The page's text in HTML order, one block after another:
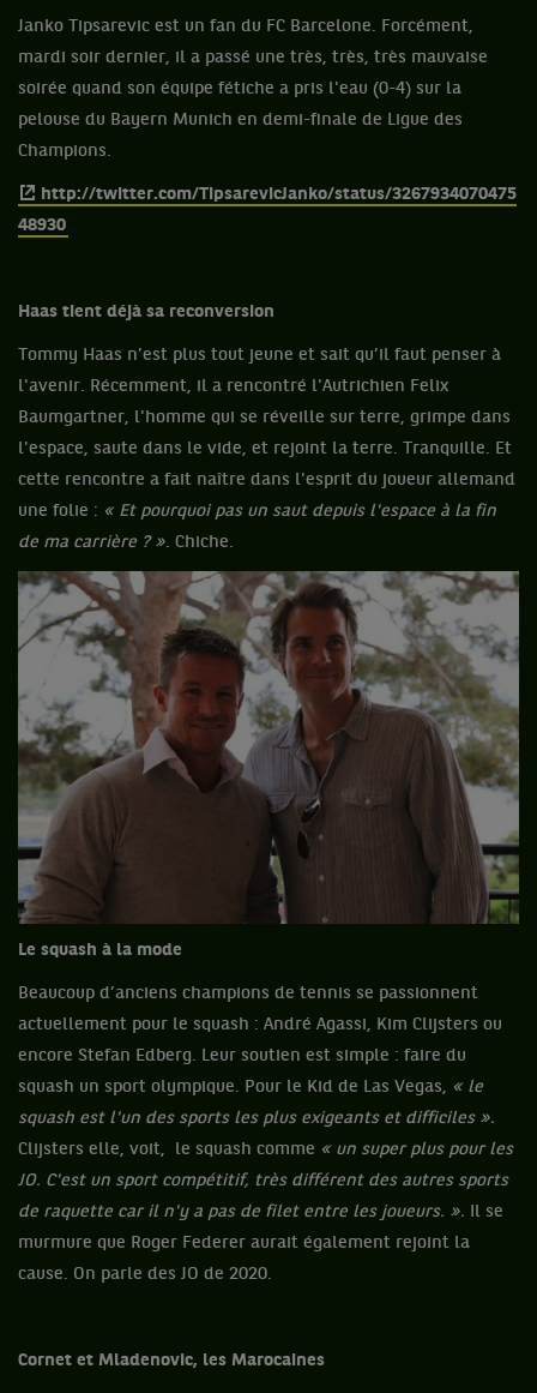
Janko Tipsarevic est un fan du FC Barcelone. Forcément,
mardi soir dernier, il a passé une très, très, très mauvaise
soirée quand son équipe fétiche a pris l'eau (0-4) sur la
pelouse du Bayern Munich en demi-finale de Ligue des
Champions.
http://twitter.com/TipsarevicJanko/status/3267934070475
48930
Haas tient déjà sa reconversion
Tommy Haas n’est plus tout jeune et sait qu’il faut penser à
l'avenir. Récemment, il a rencontré l'Autrichien Felix
Baumgartner, l'homme qui se réveille sur terre, grimpe dans
l'espace, saute dans le vide, et rejoint la terre. Tranquille. Et
cette rencontre a fait naître dans l'esprit du joueur allemand
une folie : « Et pourquoi pas un saut depuis l'espace à la fin
de ma carrière ? ». Chiche.
Le squash à la mode
Beaucoup d’anciens champions de tennis se passionnent
actuellement pour le squash : André Agassi, Kim Clijsters ou
encore Stefan Edberg. Leur soutien est simple : faire du
squash un sport olympique. Pour le Kid de Las Vegas, « le
squash est l'un des sports les plus exigeants et difficiles ».
Clijsters elle, voit, le squash comme « un super plus pour les
JO. C'est un sport compétitif, très différent des autres sports
de raquette car il n'y a pas de filet entre les joueurs. ». Il se
murmure que Roger Federer aurait également rejoint la
cause. On parle des JO de 2020.
Cornet et Mladenovic, les Marocaines